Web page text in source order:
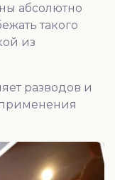
абсолютно
такого
из
разводов и